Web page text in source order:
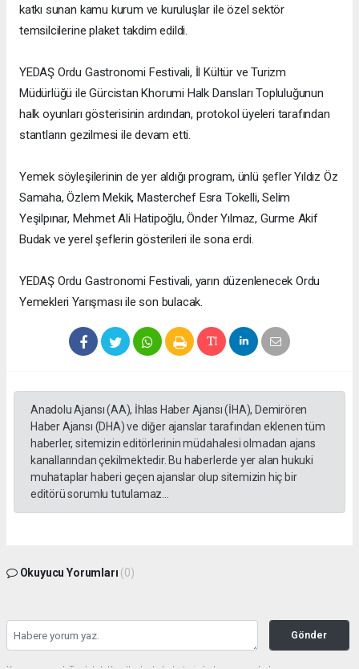
katkı sunan kamu kurum ve kuruluşlar ile özel sektör
temsilcilerine plaket takdim edildi.
YEDAŞ Ordu Gastronomi Festivali, İl Kültür ve Turizm
Müdürlüğü ile Gürcistan Khorumi Halk Dansları Topluluğunun
halk oyunları gösterisinin ardından, protokol üyeleri tarafından
stantların gezilmesi ile devam etti.
Yemek söyleşilerinin de yer aldığı program, ünlü şefler Yıldız Öz
Samaha, Özlem Mekik, Masterchef Esra Tokelli, Selim
Yeşilpınar, Mehmet Ali Hatipoğlu, Önder Yılmaz, Gurme Akif
Budak ve yerel şeflerin gösterileri ile sona erdi.
YEDAŞ Ordu Gastronomi Festivali, yarın düzenlenecek Ordu
Yemekleri Yarışması ile son bulacak.
Anadolu Ajansı (AA), İhlas Haber Ajansı (İHA), Demirören
Haber Ajansı (DHA) ve diğer ajanslar tarafından eklenen tüm
haberler, sitemizin editörlerinin müdahalesi olmadan ajans
kanallarından çekilmektedir. Bu haberlerde yer alan hukuki
muhataplar haberi geçen ajanslar olup sitemizin hiç bir
editörü sorumlu tutulamaz...
Okuyucu Yorumları (0)
Gönder